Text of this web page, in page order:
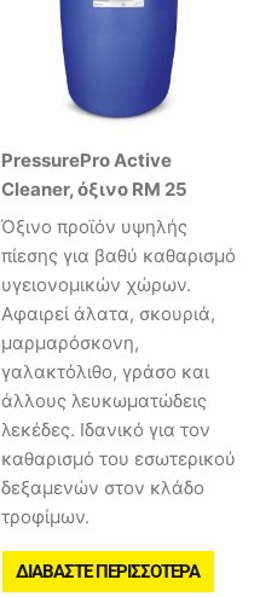
PressurePro Active
Cleaner, όξινο RM 25
Όξινο προϊόν υψηλής
πίεσης για βαθύ καθαρισμό
υγειονομικών χώρων.
Αφαιρεί άλατα, σκουριά,
μαρμαρόσκονη,
γαλακτόλιθο, γράσο και
άλλους λευκωματώδεις
λεκέδες. Ιδανικό για τον
καθαρισμό του εσωτερικού
δεξαμενών στον κλάδο
τροφίμων.
ΔΙΑΒΆΣΤΕ ΠΕΡΙΣΣΌΤΕΡΑ